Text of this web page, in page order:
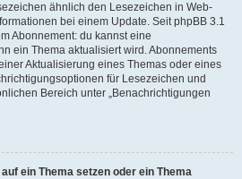
ähnlich den Lesezeichen in Web-
bei einem Update. Seit phpBB 3.1
Abonnement: du kannst eine
ein Thema aktualisiert wird. Abonnements
Aktualisierung eines Themas oder eines
für Lesezeichen und
Bereich unter „Benachrichtigungen
ein Thema setzen oder ein Thema